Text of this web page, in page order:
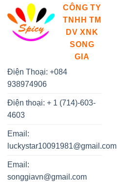
CÔNG TY
TNHH TM
DV XNK
SONG
GIA
Điện Thoại: +084
938974906
Điện thoại: + 1 (714)-603-
4603
Email:
luckystar10091981@gmail.com
Email:
songgiavn@gmail.com